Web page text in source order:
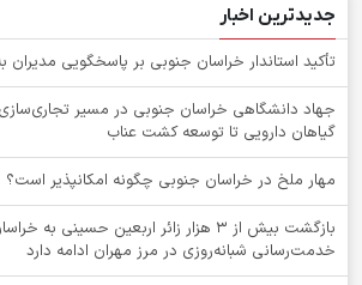
جدیدترین اخبار
تأکید استاندار خراسان جنوبی بر پاسخگویی مدیران
جهاد دانشگاهی خراسان جنوبی در مسیر
گیاهان دارویی تا توسعه کشت عناب
‌مهار ملخ در خراسان جنوبی چگونه امکانپذیر است؟
بازگشت بیش از ۳ هزار زائر اربعین حسینی
خدمت‌رسانی شبانه‌روزی در مرز مهران ادامه دارد